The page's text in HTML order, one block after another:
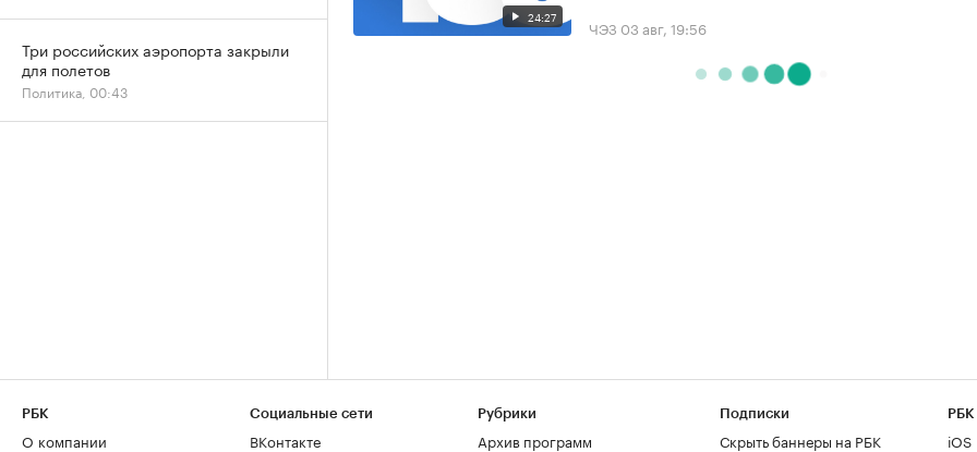
24:27 ЧЭЗ 03 авг, 19:56
Три российских аэропорта закрыли
для полетов
Политика, 00:43
РБК
О компании
Социальные сети
ВКонтакте
Рубрики
Архив программ
Подписки
Скрыть баннеры на РБК
РБК
iOS